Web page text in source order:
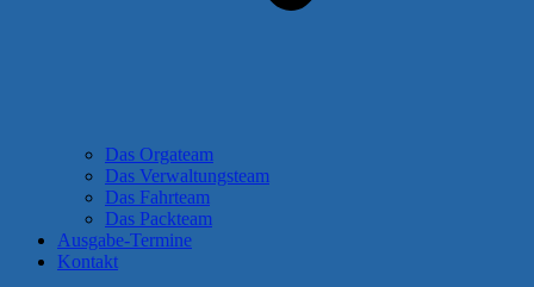
Das Orgateam
Das Verwaltungsteam
Das Fahrteam
Das Packteam
Ausgabe-Termine
Kontakt